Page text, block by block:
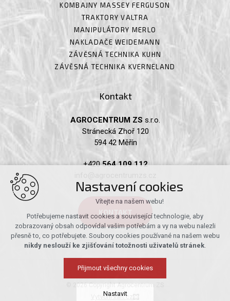
KOMBAJNY MASSEY FERGUSON
TRAKTORY VALTRA
MANIPULÁTORY MERLO
NAKLADAČE WEIDEMANN
ZÁVĚSNÁ TECHNIKA KUHN
ZÁVĚSNÁ TECHNIKA KVERNELAND
Kontakt
AGROCENTRUM ZS s.r.o.
Stránecká Zhoř 120
594 42 Měřín
+420564 109 112
KONTAKT
© 2026 Copyright Agrocentrum ZS
Vytvořil xart.cz
Nastavení cookies
Vítejte na našem webu!
Potřebujeme nastavit cookies a související technologie, aby
zobrazovaný obsah odpovídal vašim potřebám a vy na webu nalezli
přesně to, co potřebujete. Soubory cookies používané na našem webu
nikdy neslouží ke zjišťování totožnosti uživatelů stránek.
Přijmout všechny cookies
Nastavit